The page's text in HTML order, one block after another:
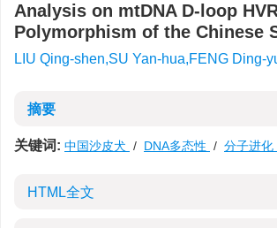
Analysis on mtDNA D-loop
Polymorphism of the Chinese
LIU Qing-shen,SU Yan-hua,FENG Ding-
摘要
关键词: 中国沙皮犬 / DNA多态性 / 分子进化
HTML全文